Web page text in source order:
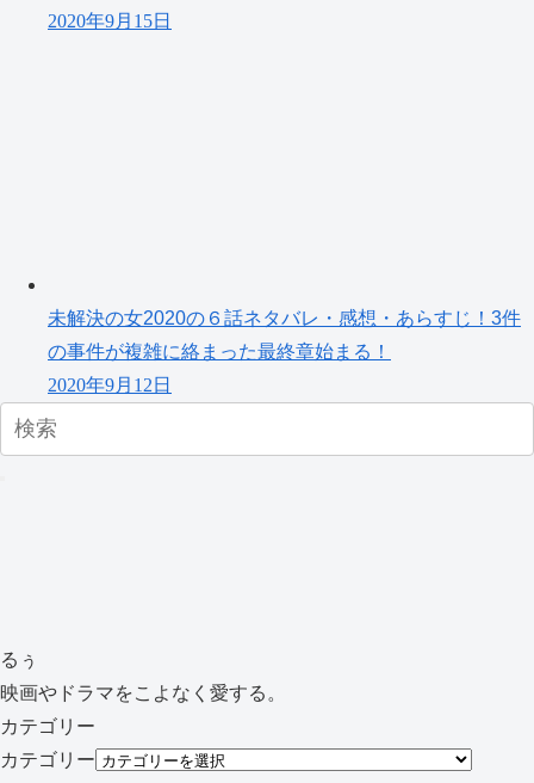
2020年9月15日
未解決の女2020の６話ネタバレ・感想・あらすじ！3件
の事件が複雑に絡まった最終章始まる！
2020年9月12日
るぅ
映画やドラマをこよなく愛する。
カテゴリー
カテゴリー